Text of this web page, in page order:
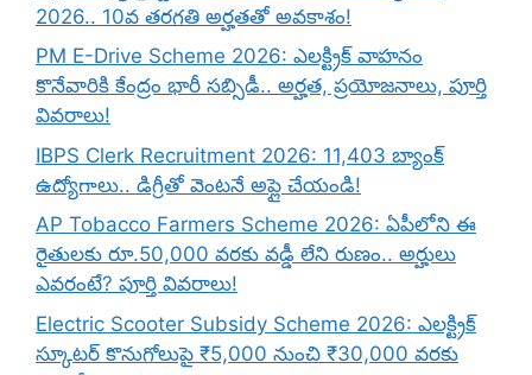
2026.. 10వ తరగతి అర్హతతో అవకాశం!
PM E-Drive Scheme 2026: ఎలక్ట్రిక్ వాహనం
కొనేవారికి కేంద్రం భారీ సబ్సిడీ.. అర్హత, ప్రయోజనాలు, పూర్తి
వివరాలు!
IBPS Clerk Recruitment 2026: 11,403 బ్యాంక్
ఉద్యోగాలు.. డిగ్రీతో వెంటనే అప్లై చేయండి!
AP Tobacco Farmers Scheme 2026: ఏపీలోని ఈ
రైతులకు రూ.50,000 వరకు వడ్డీ లేని రుణం.. అర్హులు
ఎవరంటే? పూర్తి వివరాలు!
Electric Scooter Subsidy Scheme 2026: ఎలక్ట్రిక్
స్కూటర్ కొనుగోలుపై ₹5,000 నుంచి ₹30,000 వరకు